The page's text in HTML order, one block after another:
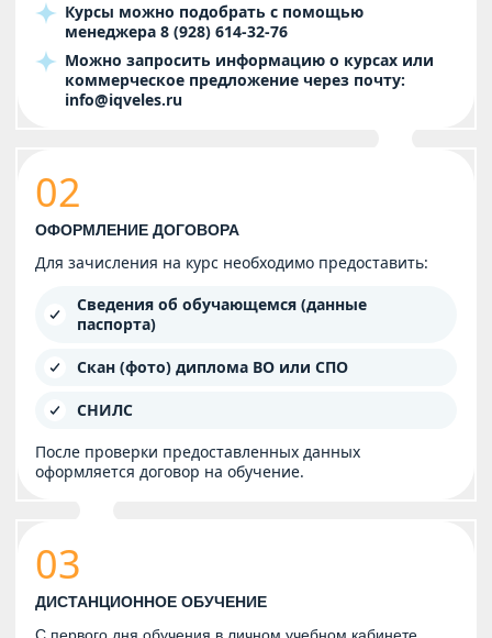
Курсы можно подобрать с помощью
менеджера 8 (928) 614-32-76
Можно запросить информацию о курсах или
коммерческое предложение через почту:
info@iqveles.ru
02
ОФОРМЛЕНИЕ ДОГОВОРА
Для зачисления на курс необходимо предоставить:
Сведения об обучающемся (данные
паспорта)
Скан (фото) диплома ВО или СПО
СНИЛС
После проверки предоставленных данных
оформляется договор на обучение.
03
ДИСТАНЦИОННОЕ ОБУЧЕНИЕ